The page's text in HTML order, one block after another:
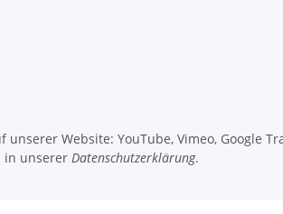
Website: YouTube, Vimeo, Google
in unserer Datenschutzerklärung.